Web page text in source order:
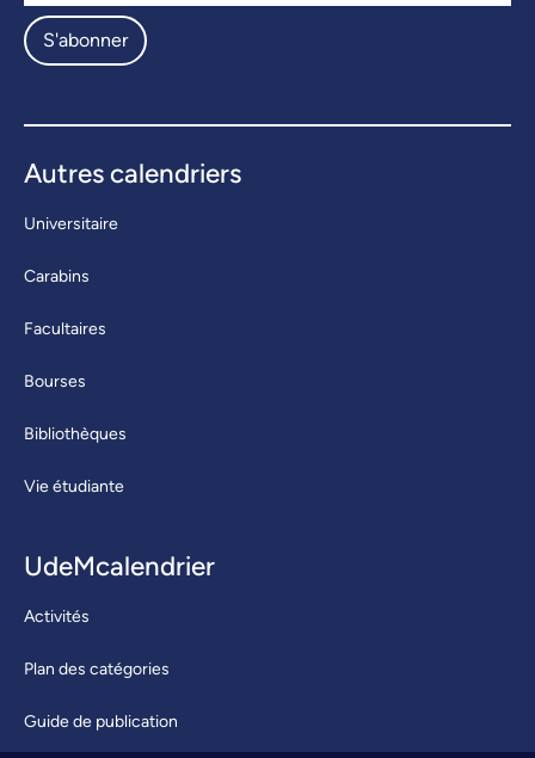
S'abonner
Autres calendriers
Universitaire
Carabins
Facultaires
Bourses
Bibliothèques
Vie étudiante
UdeMcalendrier
Activités
Plan des catégories
Guide de publication